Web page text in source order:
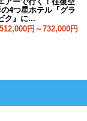
4つ星ホテル『グラ
ク』に...
512,000円～732,000円